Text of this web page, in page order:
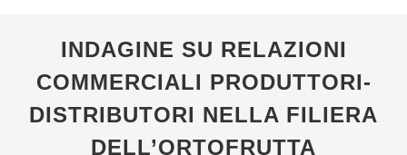
INDAGINE SU RELAZIONI
COMMERCIALI PRODUTTORI-
DISTRIBUTORI NELLA FILIERA
DELL’ORTOFRUTTA